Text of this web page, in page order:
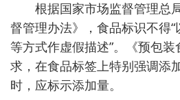
根据国家市场监督管理总
督管理办法》，食品标识不得
等方式作虚假描述”。《预包
求，在食品标签上特别强调添
时，应标示添加量。